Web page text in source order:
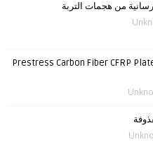
من هجمات التربة
Prestress Carbon Fiber CFRP